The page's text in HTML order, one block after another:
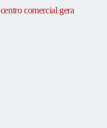
comercial gera